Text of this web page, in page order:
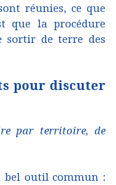
réunies, ce que
que la procédure
sortir de terre des
pour discuter
par territoire, de
bel outil commun :